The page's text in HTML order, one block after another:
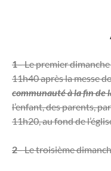
1– Le premier
11h40 après la messe
communauté à la fin de
l’enfant, des parents,
11h20, au fond de
2– Le troisième